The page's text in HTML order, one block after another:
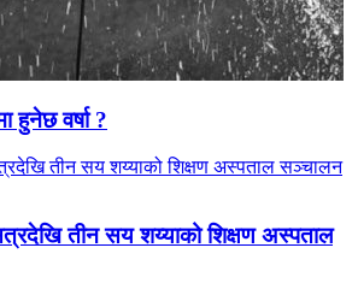
वर्षा ?
तीन सय शय्याको शिक्षण अस्पताल